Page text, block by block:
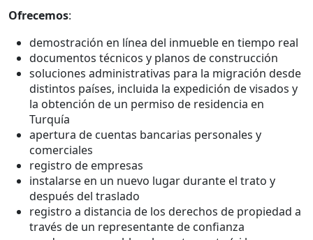
Ofrecemos:
demostración en línea del inmueble en tiempo real
documentos técnicos y planos de construcción
soluciones administrativas para la migración desde
distintos países, incluida la expedición de visados y
la obtención de un permiso de residencia en
Turquía
apertura de cuentas bancarias personales y
comerciales
registro de empresas
instalarse en un nuevo lugar durante el trato y
después del traslado
registro a distancia de los derechos de propiedad a
través de un representante de confianza